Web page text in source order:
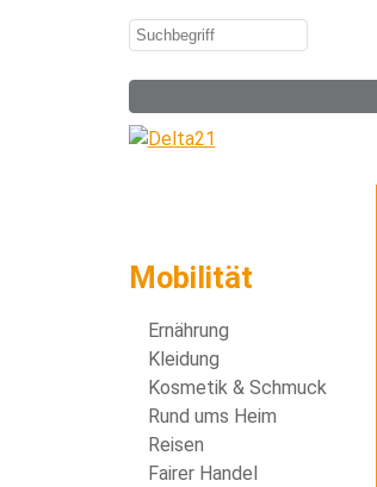
Mobilität
Ernährung
Kleidung
Kosmetik & Schmuck
Rund ums Heim
Reisen
Fairer Handel